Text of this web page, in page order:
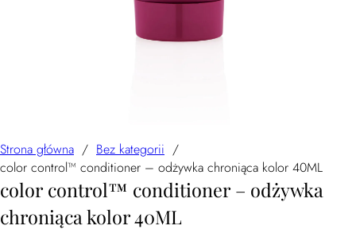
Strona główna / Bez kategorii /
color control™ conditioner – odżywka chroniąca kolor 40ML
color control™ conditioner – odżywka
chroniąca kolor 40ML